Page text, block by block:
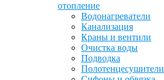
отопление
Водонагреватели
Канализация
Краны и вентили
Очистка воды
Подводка
Полотенцесушители